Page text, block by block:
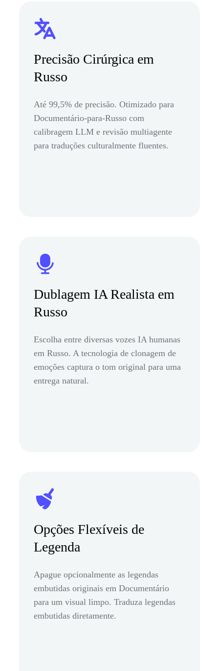
Precisão Cirúrgica em
Russo
Até 99,5% de precisão. Otimizado para
Documentário-para-Russo com
calibragem LLM e revisão multiagente
para traduções culturalmente fluentes.
Dublagem IA Realista em
Russo
Escolha entre diversas vozes IA humanas
em Russo. A tecnologia de clonagem de
emoções captura o tom original para uma
entrega natural.
Opções Flexíveis de
Legenda
Apague opcionalmente as legendas
embutidas originais em Documentário
para um visual limpo. Traduza legendas
embutidas diretamente.